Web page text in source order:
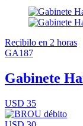
Recibilo en 2 horas
GA187
Gabinete
USD 35